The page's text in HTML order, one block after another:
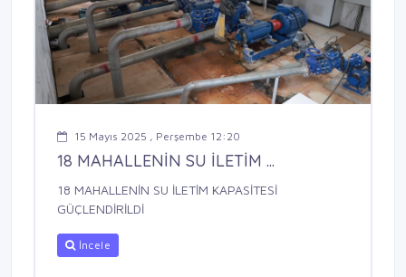
15 Mayıs 2025 , Perşembe 12:20
18 MAHALLENİN SU İLETİM ...
18 MAHALLENİN SU İLETİM KAPASİTESİ
GÜÇLENDİRİLDİ
İncele